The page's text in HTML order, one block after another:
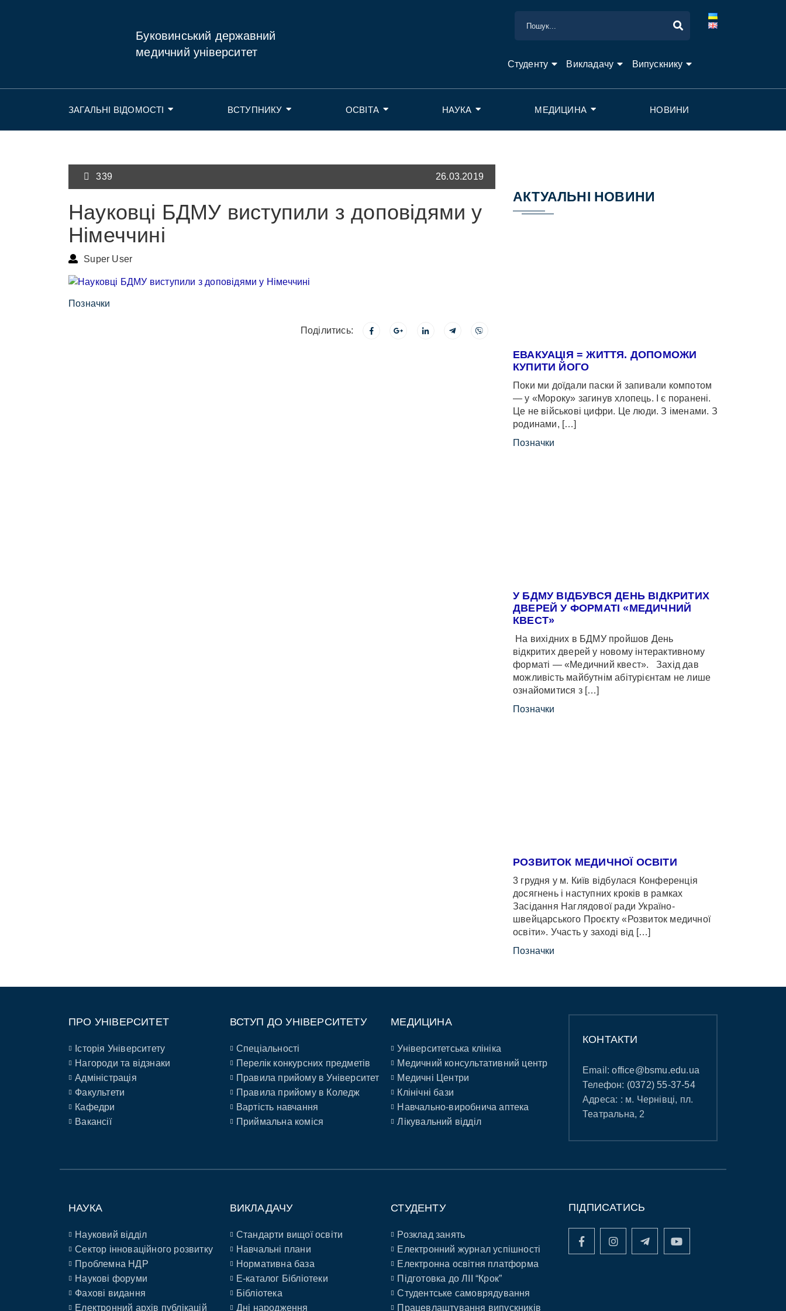
Буковинський державний
медичний університет
Студенту Викладачу Випускнику
ЗАГАЛЬНІ ВІДОМОСТІ ВСТУПНИКУ ОСВІТА НАУКА МЕДИЦИНА НОВИНИ
339 26.03.2019
Науковці БДМУ виступили з доповідями у
Німеччині
Super User
Позначки
Поділитись:
АКТУАЛЬНІ НОВИНИ
ЕВАКУАЦІЯ = ЖИТТЯ. ДОПОМОЖИ
КУПИТИ ЙОГО
Поки ми доїдали паски й запивали компотом
— у «Мороку» загинув хлопець. І є поранені.
Це не військові цифри. Це люди. З іменами. З
родинами, […]
Позначки
У БДМУ ВІДБУВСЯ ДЕНЬ ВІДКРИТИХ
ДВЕРЕЙ У ФОРМАТІ «МЕДИЧНИЙ
КВЕСТ»
На вихідних в БДМУ пройшов День
відкритих дверей у новому інтерактивному
форматі — «Медичний квест». Захід дав
можливість майбутнім абітурієнтам не лише
ознайомитися з […]
Позначки
РОЗВИТОК МЕДИЧНОЇ ОСВІТИ
3 грудня у м. Київ відбулася Конференція
досягнень і наступних кроків в рамках
Засідання Наглядової ради Україно-
швейцарського Проєкту «Розвиток медичної
освіти». Участь у заході від […]
Позначки
ПРО УНІВЕРСИТЕТ
Історія Університету
Нагороди та відзнаки
Адміністрація
Факультети
Кафедри
Вакансії
ВСТУП ДО УНІВЕРСИТЕТУ
Спеціальності
Перелік конкурсних предметів
Правила прийому в Університет
Правила прийому в Коледж
Вартість навчання
Приймальна коміся
МЕДИЦИНА
Університетська клініка
Медичний консультативний центр
Медичні Центри
Клінічні бази
Навчально-виробнича аптека
Лікувальний відділ
КОНТАКТИ
Email:office@bsmu.edu.ua
Телефон: (0372) 55-37-54
Адреса: : м. Чернівці, пл.
Театральна, 2
НАУКА
Науковий відділ
Сектор інноваційного розвитку
Проблемна НДР
Наукові форуми
Фахові видання
Електронний архів публікацій
ВИКЛАДАЧУ
Стандарти вищої освіти
Навчальні плани
Нормативна база
E-каталог Бібліотеки
Бібліотека
Дні народження
СТУДЕНТУ
Розклад занять
Електронний журнал успішності
Електронна освітня платформа
Підготовка до ЛІІ “Крок”
Студентське самоврядування
Працевлаштування випускників
ПІДПИСАТИСЬ